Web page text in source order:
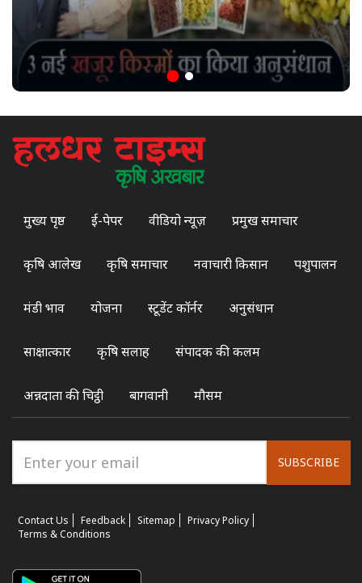
मुख्य पृष्ठ ई-पेपर वीडियो न्यूज़ प्रमुख समाचार
कृषि आलेख कृषि समाचार नवाचारी किसान पशुपालन
मंडी भाव योजना स्टूडेंट कॉर्नर अनुसंधान
साक्षात्कार कृषि सलाह संपादक की कलम
अन्नदाता की चिट्ठी बागवानी मौसम
SUBSCRIBE
Contact Us Feedback Sitemap
Privacy Policy
Terms & Conditions